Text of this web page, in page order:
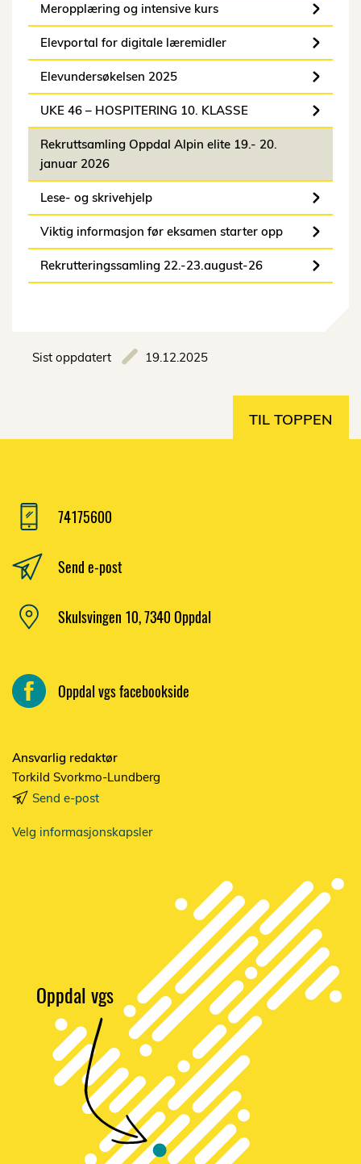
Meropplæring og intensive kurs
Elevportal for digitale læremidler
Elevundersøkelsen 2025
UKE 46 – HOSPITERING 10. KLASSE
Rekruttsamling Oppdal Alpin elite 19.- 20.
januar 2026
Lese- og skrivehjelp
Viktig informasjon før eksamen starter opp
Rekrutteringssamling 22.-23.august-26
Sist oppdatert 19.12.2025
TIL TOPPEN
74175600
Send e-post
Skulsvingen 10, 7340 Oppdal
Oppdal vgs facebookside
Ansvarlig redaktør
Torkild Svorkmo-Lundberg
Send e-post
Velg informasjonskapsler
Oppdal vgs